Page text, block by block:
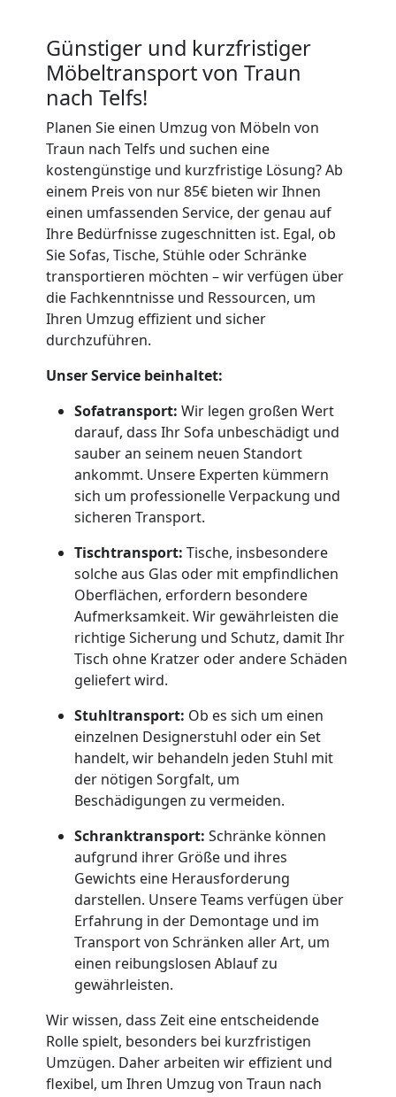
Günstiger und kurzfristiger
Möbeltransport von Traun
nach Telfs!
Planen Sie einen Umzug von Möbeln von
Traun nach Telfs und suchen eine
kostengünstige und kurzfristige Lösung? Ab
einem Preis von nur 85€ bieten wir Ihnen
einen umfassenden Service, der genau auf
Ihre Bedürfnisse zugeschnitten ist. Egal, ob
Sie Sofas, Tische, Stühle oder Schränke
transportieren möchten – wir verfügen über
die Fachkenntnisse und Ressourcen, um
Ihren Umzug effizient und sicher
durchzuführen.
Unser Service beinhaltet:
Sofatransport: Wir legen großen Wert
darauf, dass Ihr Sofa unbeschädigt und
sauber an seinem neuen Standort
ankommt. Unsere Experten kümmern
sich um professionelle Verpackung und
sicheren Transport.
Tischtransport: Tische, insbesondere
solche aus Glas oder mit empfindlichen
Oberflächen, erfordern besondere
Aufmerksamkeit. Wir gewährleisten die
richtige Sicherung und Schutz, damit Ihr
Tisch ohne Kratzer oder andere Schäden
geliefert wird.
Stuhltransport: Ob es sich um einen
einzelnen Designerstuhl oder ein Set
handelt, wir behandeln jeden Stuhl mit
der nötigen Sorgfalt, um
Beschädigungen zu vermeiden.
Schranktransport: Schränke können
aufgrund ihrer Größe und ihres
Gewichts eine Herausforderung
darstellen. Unsere Teams verfügen über
Erfahrung in der Demontage und im
Transport von Schränken aller Art, um
einen reibungslosen Ablauf zu
gewährleisten.
Wir wissen, dass Zeit eine entscheidende
Rolle spielt, besonders bei kurzfristigen
Umzügen. Daher arbeiten wir effizient und
flexibel, um Ihren Umzug von Traun nach
Traun
Kleiner
Umzug
Traun
Küchenumzug
Traun
Umzug
Lagerung
Traun
Service-
Umzug
Traun
Qualitäts-
Umzüge
Traun
Vereinsumzug
Traun
Anfrage